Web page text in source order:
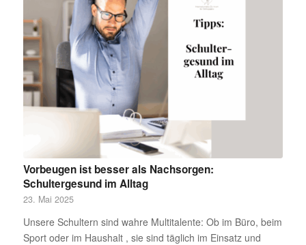
Vorbeugen ist besser als Nachsorgen:
Schultergesund im Alltag
23. Mai 2025
Unsere Schultern sind wahre Multitalente: Ob im Büro, beim
Sport oder im Haushalt , sie sind täglich im Einsatz und